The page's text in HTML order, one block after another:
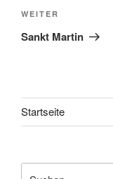
Nächster
Beitrag
WEITER
Sankt Martin
Startseite